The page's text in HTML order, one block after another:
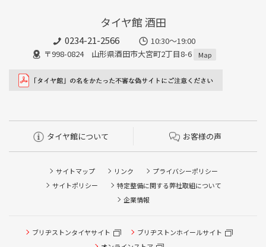
タイヤ館 酒田
0234-21-2566
10:30～19:00
〒998-0824 山形県酒田市大宮町2丁目8-6
Map
タイヤ館について お客様の声
サイトマップ リンク
プライバシーポリシー
サイトポリシー
特定整備に関する弊社取組について
企業情報
ブリヂストンタイヤサイト
ブリヂストンホイールサイト
タイヤ点検・安全点検/タイヤ履き替え/オイル交換/その他
ピット作業の予約